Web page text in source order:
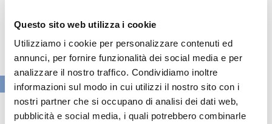
Questo sito web utilizza i cookie
Utilizziamo i cookie per personalizzare contenuti ed
annunci, per fornire funzionalità dei social media e per
analizzare il nostro traffico. Condividiamo inoltre
informazioni sul modo in cui utilizzi il nostro sito con i
nostri partner che si occupano di analisi dei dati web,
pubblicità e social media, i quali potrebbero combinarle
VAI ALLA SEZIONE BANCHE NEWS